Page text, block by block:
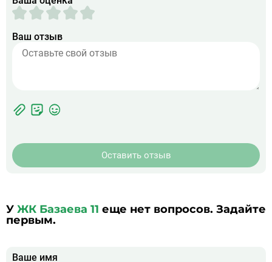
Ваш отзыв
Фотографии
ЖК
Прикрепить
фото
Оставить отзыв
У ЖК Базаева 11 еще нет вопросов. Задайте
первым.
Ваше имя